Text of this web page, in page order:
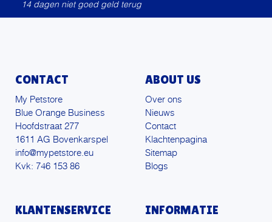
14 dagen niet goed geld terug
CONTACT
My Petstore
Blue Orange Business
Hoofdstraat 277
1611 AG Bovenkarspel
info@mypetstore.eu
Kvk: 746 153 86
ABOUT US
Over ons
Nieuws
Contact
Klachtenpagina
Sitemap
Blogs
KLANTENSERVICE INFORMATIE